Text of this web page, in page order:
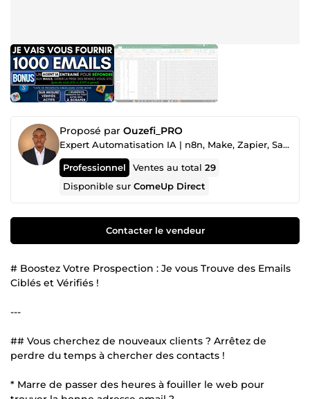
Proposé par Ouzefi_PRO
Expert Automatisation IA | n8n, Make, Zapier, SaaS & Agents IA
Professionnel Ventes au total29
Disponible surComeUp Direct
Contacter le vendeur
# Boostez Votre Prospection : Je vous Trouve des Emails
Ciblés et Vérifiés !
---
## Vous cherchez de nouveaux clients ? Arrêtez de
perdre du temps à chercher des contacts !
* Marre de passer des heures à fouiller le web pour